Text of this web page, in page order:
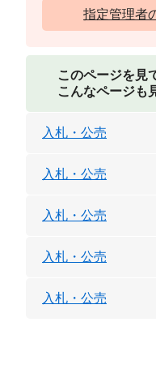
指定管理者
このページを見
こんなページも
入札・公売
入札・公売
入札・公売
入札・公売
入札・公売